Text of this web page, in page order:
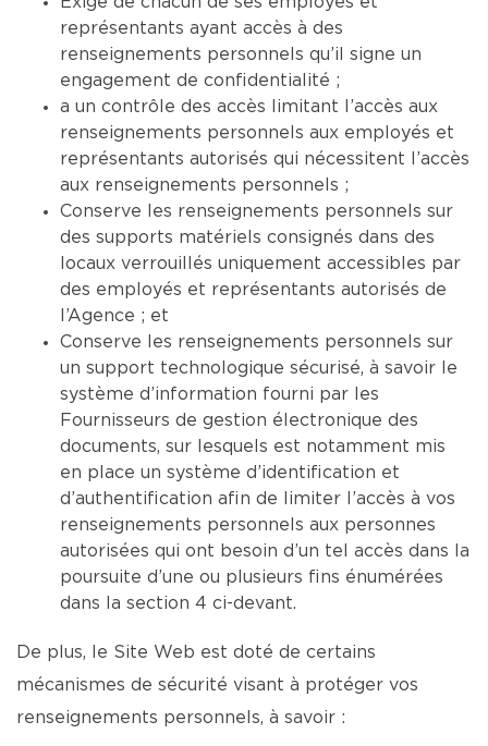
représentants ayant accès à des
renseignements personnels qu’il signe un
engagement de confidentialité ;
a un contrôle des accès limitant l’accès aux
renseignements personnels aux employés et
représentants autorisés qui nécessitent l’accès
aux renseignements personnels ;
Conserve les renseignements personnels sur
des supports matériels consignés dans des
locaux verrouillés uniquement accessibles par
des employés et représentants autorisés de
l’Agence ; et
Conserve les renseignements personnels sur
un support technologique sécurisé, à savoir le
système d’information fourni par les
Fournisseurs de gestion électronique des
documents, sur lesquels est notamment mis
en place un système d’identification et
d’authentification afin de limiter l’accès à vos
renseignements personnels aux personnes
autorisées qui ont besoin d’un tel accès dans la
poursuite d’une ou plusieurs fins énumérées
dans la section 4 ci-devant.
De plus, le Site Web est doté de certains
mécanismes de sécurité visant à protéger vos
renseignements personnels, à savoir :